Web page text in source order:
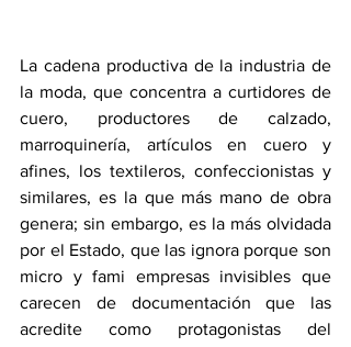
La cadena productiva de la industria de
la moda, que concentra a curtidores de
cuero, productores de calzado,
marroquinería, artículos en cuero y
afines, los textileros, confeccionistas y
similares, es la que más mano de obra
genera; sin embargo, es la más olvidada
por el Estado, que las ignora porque son
micro y fami empresas invisibles que
carecen de documentación que las
acredite como protagonistas del